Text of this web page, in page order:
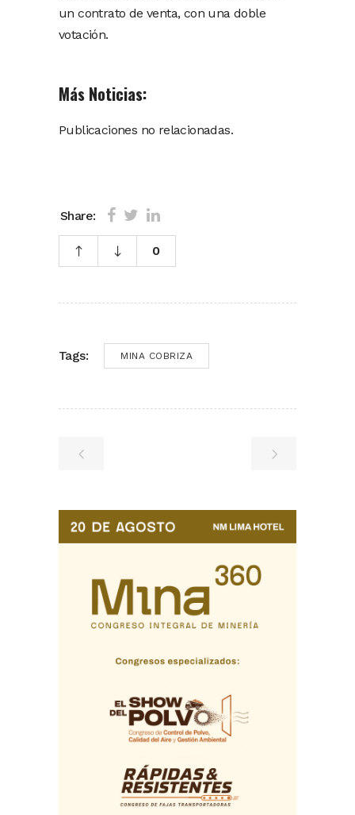
un contrato de venta, con una doble
votación.
Más Noticias:
Publicaciones no relacionadas.
Share:
0
Tags: MINA COBRIZA